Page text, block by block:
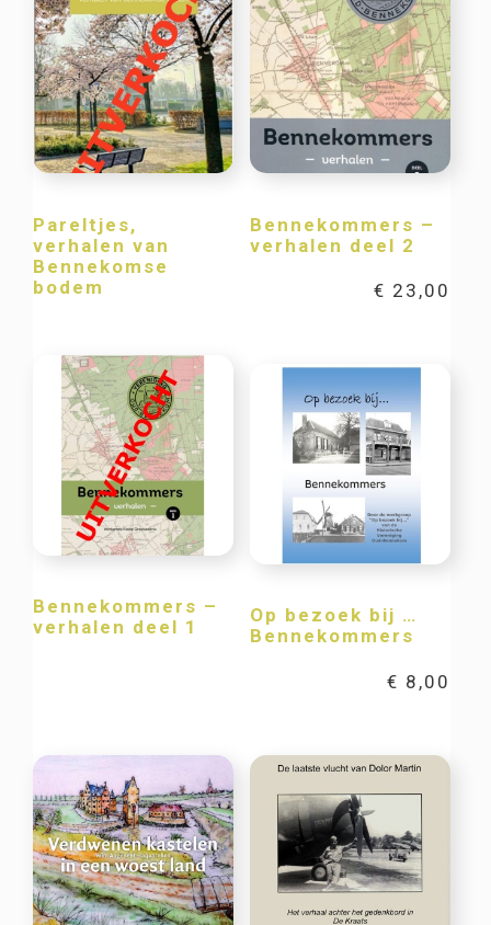
Pareltjes,
verhalen van
Bennekomse
bodem
Bennekommers –
verhalen deel 2
€ 23,00
Bennekommers –
verhalen deel 1
Op bezoek bij …
Bennekommers
€ 8,00